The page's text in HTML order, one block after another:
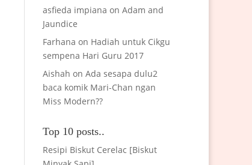
asfieda impiana onAdam and
Jaundice
Farhana on Hadiah untuk Cikgu
sempena Hari Guru 2017
Aishah onAda sesapa dulu2
baca komik Mari-Chan ngan
Miss Modern??
Top 10 posts..
Resipi Biskut Cerelac [Biskut